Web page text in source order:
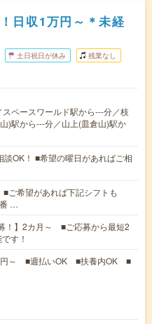
日収1万円～＊未経
土日祝日が休み 残業なし
ペースワールド駅から---分／枝
)駅から---分／山上(皿倉山)駅か
OK！ ■希望の曜日があればご相
ご希望があれば下記シフトも
…
！】2カ月～ ■ご応募から最短2
す！
円～ ■週払いOK ■扶養内OK ■